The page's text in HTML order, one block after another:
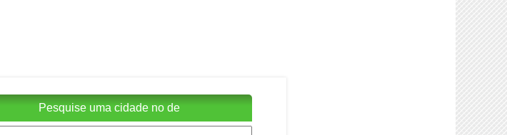
Pesquise uma cidade no de